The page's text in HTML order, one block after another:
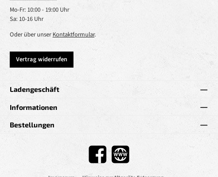
Mo-Fr: 10:00 - 19:00 Uhr
Sa: 10-16 Uhr
Oder über unserKontaktformular.
Vertrag widerrufen
Ladengeschäft
Informationen
Bestellungen
Facebook Website